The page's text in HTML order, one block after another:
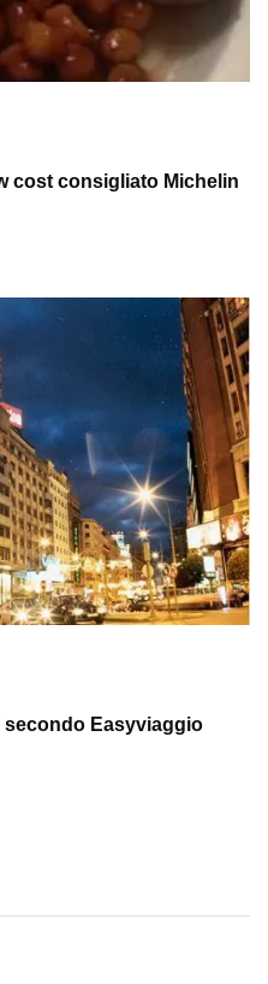
cost consigliato Michelin
secondo Easyviaggio